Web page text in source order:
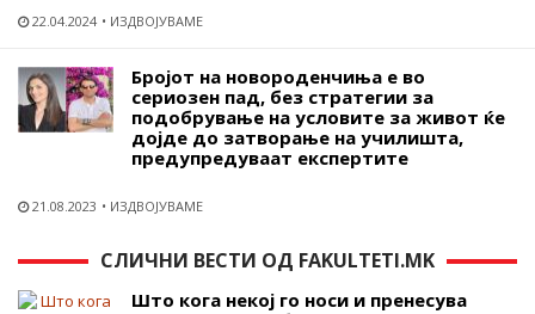
22.04.2024 ИЗДВОЈУВАМЕ
Бројот на новороденчиња е во
сериозен пад, без стратегии за
подобрување на условите за живот ќе
дојде до затворање на училишта,
предупредуваат експертите
21.08.2023 ИЗДВОЈУВАМЕ
СЛИЧНИ ВЕСТИ ОД FAKULTETI.MK
Што кога некој го носи и пренесува